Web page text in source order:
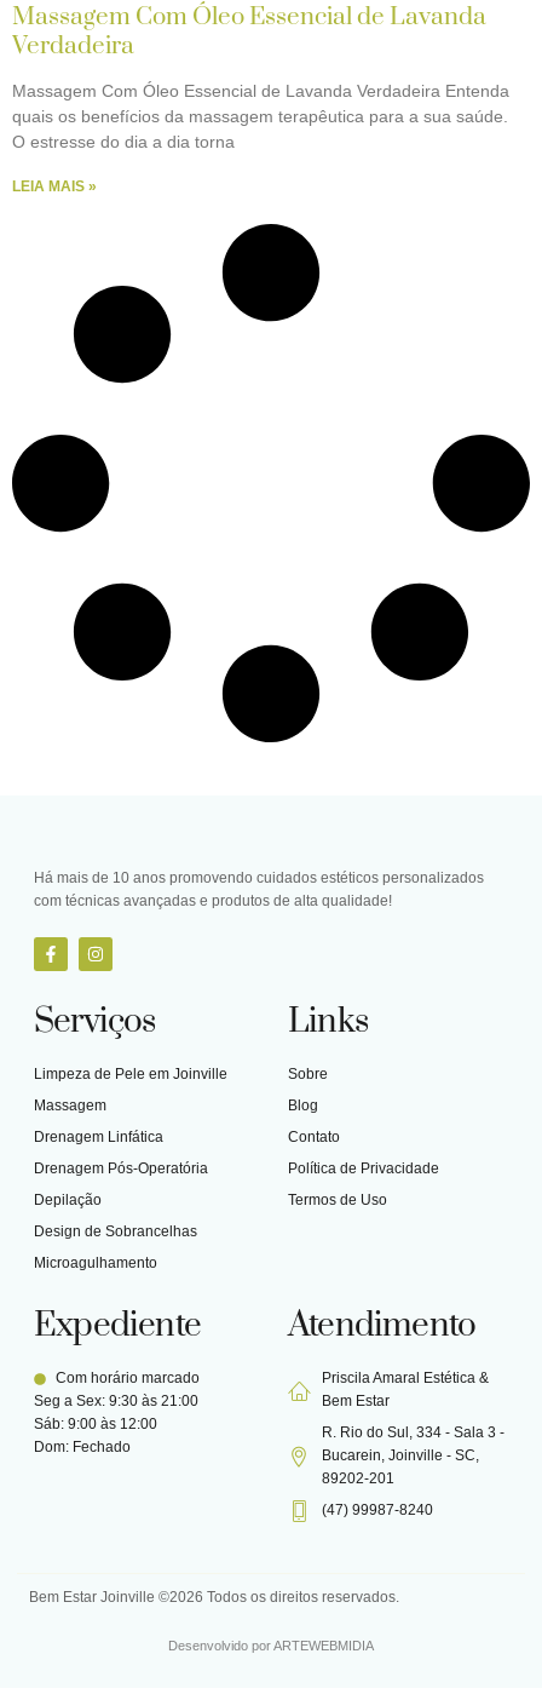
Massagem Com Óleo Essencial de Lavanda
Verdadeira
Massagem Com Óleo Essencial de Lavanda Verdadeira Entenda
quais os benefícios da massagem terapêutica para a sua saúde.
O estresse do dia a dia torna
LEIA MAIS »
Há mais de 10 anos promovendo cuidados estéticos personalizados
com técnicas avançadas e produtos de alta qualidade!
Serviços
Limpeza de Pele em Joinville
Massagem
Drenagem Linfática
Drenagem Pós-Operatória
Depilação
Design de Sobrancelhas
Microagulhamento
Links
Sobre
Blog
Contato
Política de Privacidade
Termos de Uso
Expediente
Com horário marcado
Seg a Sex: 9:30 às 21:00
Sáb: 9:00 às 12:00
Dom: Fechado
Atendimento
Priscila Amaral Estética &
Bem Estar
R. Rio do Sul, 334 - Sala 3 -
Bucarein, Joinville - SC,
89202-201
(47) 99987-8240
Bem Estar Joinville ©2026 Todos os direitos reservados.​
Desenvolvido por ARTEWEBMIDIA